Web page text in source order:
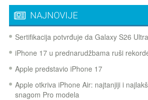
NAJNOVIJE
Sertifikacija potvrđuje da Galaxy S26
iPhone 17 u prednarudžbama ruši
Apple predstavio iPhone 17
Apple otkriva iPhone Air: najtanjiji i
snagom Pro modela